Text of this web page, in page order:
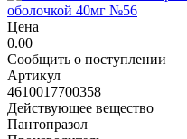
Цена
0.00
Сообщить о поступлении
Артикул
4610017700358
Действующее вещество
Пантопразол